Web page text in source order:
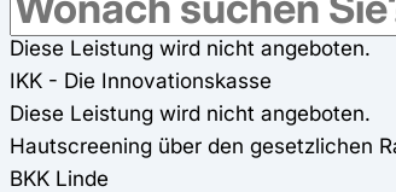
BKK Linde
Diese Leistung wird nicht angeboten.
IKK - Die Innovationskasse
Diese Leistung wird nicht angeboten.
Hautscreening über den gesetzlichen
BKK Linde